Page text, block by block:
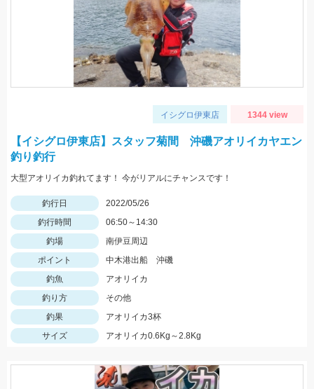
イシグロ伊東店 1344 view
【イシグロ伊東店】スタッフ菊間 沖磯アオリイカヤエン
釣り釣行
大型アオリイカ釣れてます！ 今がリアルにチャンスです！
釣行日
2022/05/26
釣行時間
06:50～14:30
釣場
南伊豆周辺
ポイント
中木港出船 沖磯
釣魚
アオリイカ
釣り方
その他
釣果
アオリイカ3杯
サイズ
アオリイカ0.6Kg～2.8Kg